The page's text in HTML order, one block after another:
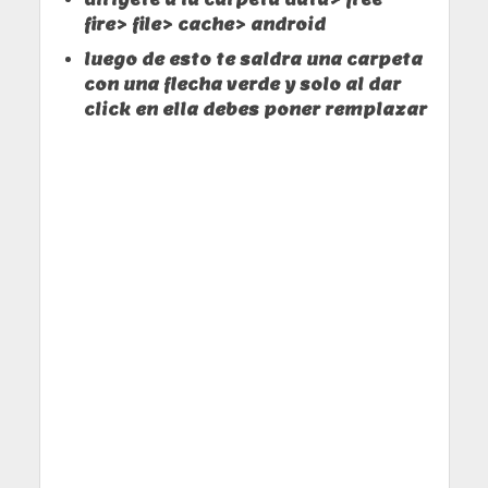
fire> file> cache> android
luego de esto te saldra una carpeta
con una flecha verde y solo al dar
click en ella debes poner remplazar